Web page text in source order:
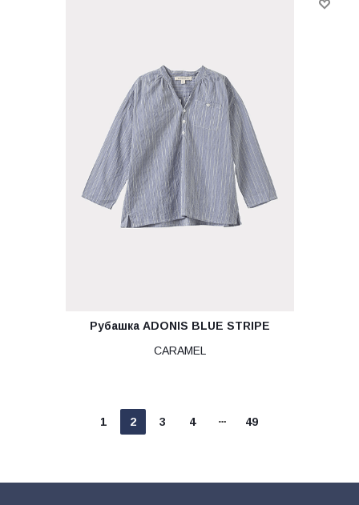
Рубашка ADONIS BLUE STRIPE
CARAMEL
1 2 3 4 49